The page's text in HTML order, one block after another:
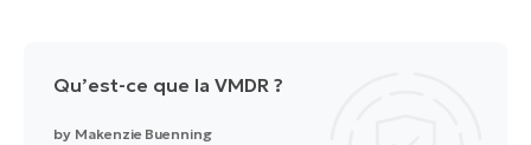
Qu’est-ce que la VMDR ?
by Makenzie Buenning